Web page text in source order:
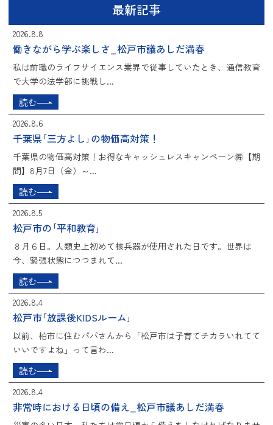
最新記事
2026.8.8
働きながら学ぶ楽しさ_松戸市議あしだ満春
私は前職のライフサイエンス業界で従事していたとき、通信教育
で大学の法学部に挑戦し...
読む
2026.8.6
千葉県｢三方よし｣の物価高対策！
千葉県の物価高対策！お得なキャッシュレスキャンペーン🉐【期
間】8月7日（金）～...
読む
2026.8.5
松戸市の｢平和教育｣
８月６日。人類史上初めて核兵器が使用された日です。世界は
今、緊張状態につつまれて...
読む
2026.8.4
松戸市｢放課後KIDSルーム｣
以前、柏市に住むパパさんから「松戸市は子育てチカラいれてて
いいですよね」って言わ...
読む
2026.8.4
非常時における日頃の備え_松戸市議あしだ満春